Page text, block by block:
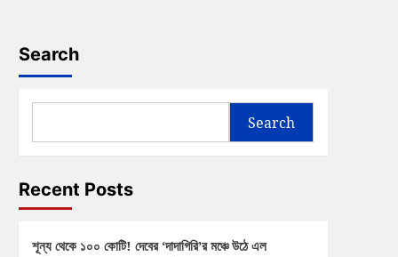
Search
Search
Recent Posts
শূন্য থেকে ১০০ কোটি! দেবের ‘দাদাগিরি’র মঞ্চে উঠে এল